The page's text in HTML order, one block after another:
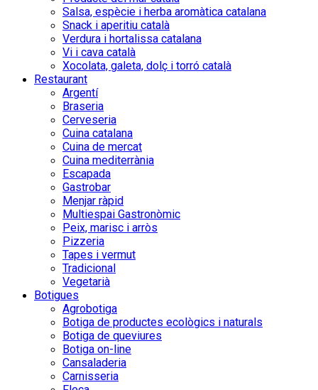
Salsa, espècie i herba aromàtica catalana
Snack i aperitiu català
Verdura i hortalissa catalana
Vi i cava català
Xocolata, galeta, dolç i torró català
Restaurant
Argentí
Braseria
Cerveseria
Cuina catalana
Cuina de mercat
Cuina mediterrània
Escapada
Gastrobar
Menjar ràpid
Multiespai Gastronòmic
Peix, marisc i arròs
Pizzeria
Tapes i vermut
Tradicional
Vegetarià
Botigues
Agrobotiga
Botiga de productes ecològics i naturals
Botiga de queviures
Botiga on-line
Cansaladeria
Carnisseria